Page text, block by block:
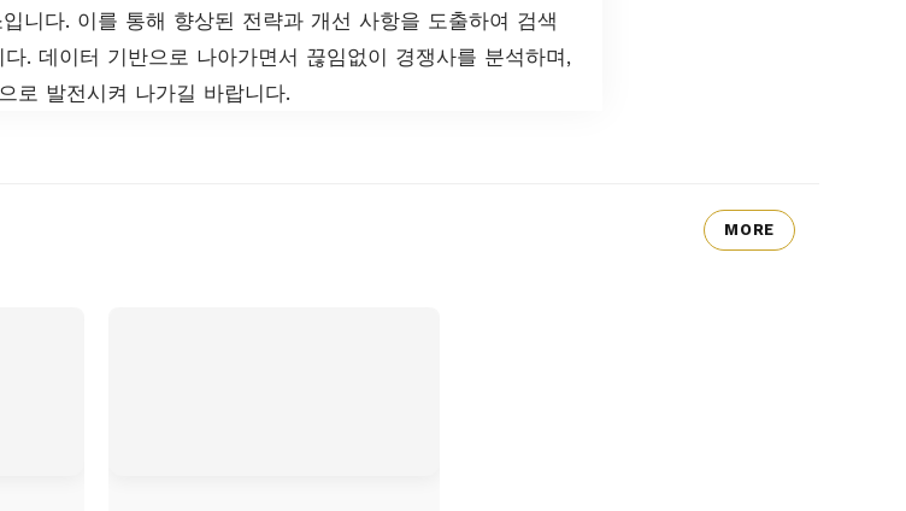
니다. 이를 통해 향상된 전략과 개선 사항을 도출하여 검색
. 데이터 기반으로 나아가면서 끊임없이 경쟁사를 분석하며,
로 발전시켜 나가길 바랍니다.
MORE